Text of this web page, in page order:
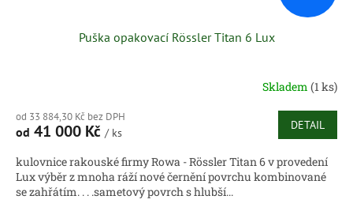
Puška opakovací Rössler Titan 6 Lux
Skladem (1 ks)
od 33 884,30 Kč bez DPH
od 41 000 Kč / ks
DETAIL
kulovnice rakouské firmy Rowa - Rössler Titan 6 v provedení
Lux výběr z mnoha ráží nové černění povrchu kombinované
se zahřátím. . . .sametový povrch s hlubší...